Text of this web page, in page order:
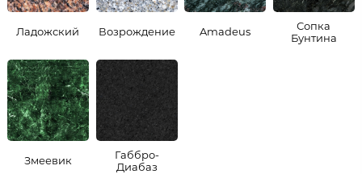
Ладожский Возрождение Amadeus
Сопка
Бунтина
Змеевик
Габбро-
Диабаз